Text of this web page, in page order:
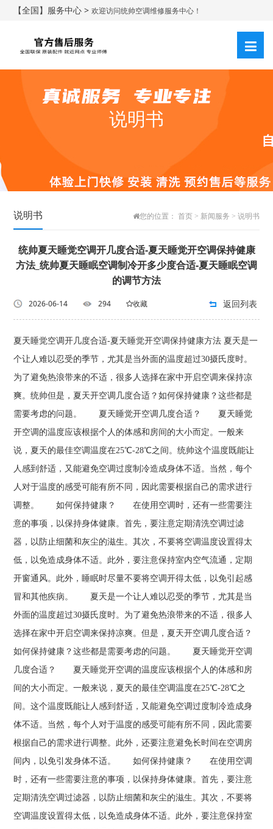
【全国】服务中心 >欢迎访问统帅空调维修服务中心！
说明书
说明书 您的位置： 首页> 新闻服务 > 说明书
统帅夏天睡觉空调开几度合适-夏天睡觉开空调保持健康
方法_统帅夏天睡眠空调制冷开多少度合适-夏天睡眠空调
的调节方法
2026-06-14 294 收藏 返回列表
夏天睡觉空调开几度合适-夏天睡觉开空调保持健康方法 夏天是一
个让人难以忍受的季节，尤其是当外面的温度超过30摄氏度时。
为了避免热浪带来的不适，很多人选择在家中开启空调来保持凉
爽。统帅但是，夏天开空调几度合适？如何保持健康？这些都是
需要考虑的问题。 夏天睡觉开空调几度合适？ 夏天睡觉
开空调的温度应该根据个人的体感和房间的大小而定。一般来
说，夏天的最佳空调温度在25℃-28℃之间。统帅这个温度既能让
人感到舒适，又能避免空调过度制冷造成身体不适。当然，每个
人对于温度的感受可能有所不同，因此需要根据自己的需求进行
调整。 如何保持健康？ 在使用空调时，还有一些需要注
意的事项，以保持身体健康。首先，要注意定期清洗空调过滤
器，以防止细菌和灰尘的滋生。其次，不要将空调温度设置得太
低，以免造成身体不适。此外，要注意保持室内空气流通，定期
开窗通风。此外，睡眠时尽量不要将空调开得太低，以免引起感
冒和其他疾病。 夏天是一个让人难以忍受的季节，尤其是当
外面的温度超过30摄氏度时。为了避免热浪带来的不适，很多人
选择在家中开启空调来保持凉爽。但是，夏天开空调几度合适？
如何保持健康？这些都是需要考虑的问题。 夏天睡觉开空调
几度合适？ 夏天睡觉开空调的温度应该根据个人的体感和房
间的大小而定。一般来说，夏天的最佳空调温度在25℃-28℃之
间。这个温度既能让人感到舒适，又能避免空调过度制冷造成身
体不适。当然，每个人对于温度的感受可能有所不同，因此需要
根据自己的需求进行调整。此外，还要注意避免长时间在空调房
间内，以免引发身体不适。 如何保持健康？ 在使用空调
时，还有一些需要注意的事项，以保持身体健康。首先，要注意
定期清洗空调过滤器，以防止细菌和灰尘的滋生。其次，不要将
空调温度设置得太低，以免造成身体不适。此外，要注意保持室